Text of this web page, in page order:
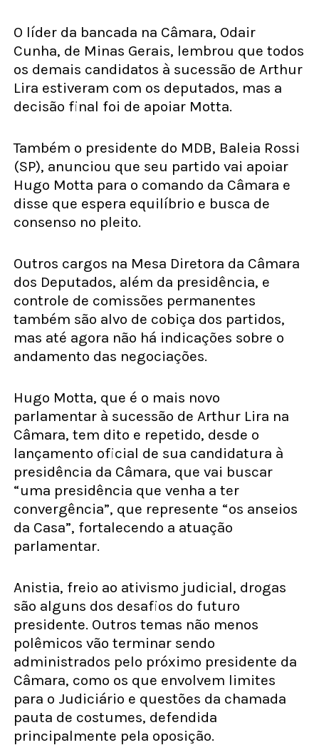
O líder da bancada na Câmara, Odair
Cunha, de Minas Gerais, lembrou que todos
os demais candidatos à sucessão de Arthur
Lira estiveram com os deputados, mas a
decisão final foi de apoiar Motta.
Também o presidente do MDB, Baleia Rossi
(SP), anunciou que seu partido vai apoiar
Hugo Motta para o comando da Câmara e
disse que espera equilíbrio e busca de
consenso no pleito.
Outros cargos na Mesa Diretora da Câmara
dos Deputados, além da presidência, e
controle de comissões permanentes
também são alvo de cobiça dos partidos,
mas até agora não há indicações sobre o
andamento das negociações.
Hugo Motta, que é o mais novo
parlamentar à sucessão de Arthur Lira na
Câmara, tem dito e repetido, desde o
lançamento oficial de sua candidatura à
presidência da Câmara, que vai buscar
“uma presidência que venha a ter
convergência”, que represente “os anseios
da Casa”, fortalecendo a atuação
parlamentar.
Anistia, freio ao ativismo judicial, drogas
são alguns dos desafios do futuro
presidente. Outros temas não menos
polêmicos vão terminar sendo
administrados pelo próximo presidente da
Câmara, como os que envolvem limites
para o Judiciário e questões da chamada
pauta de costumes, defendida
principalmente pela oposição.